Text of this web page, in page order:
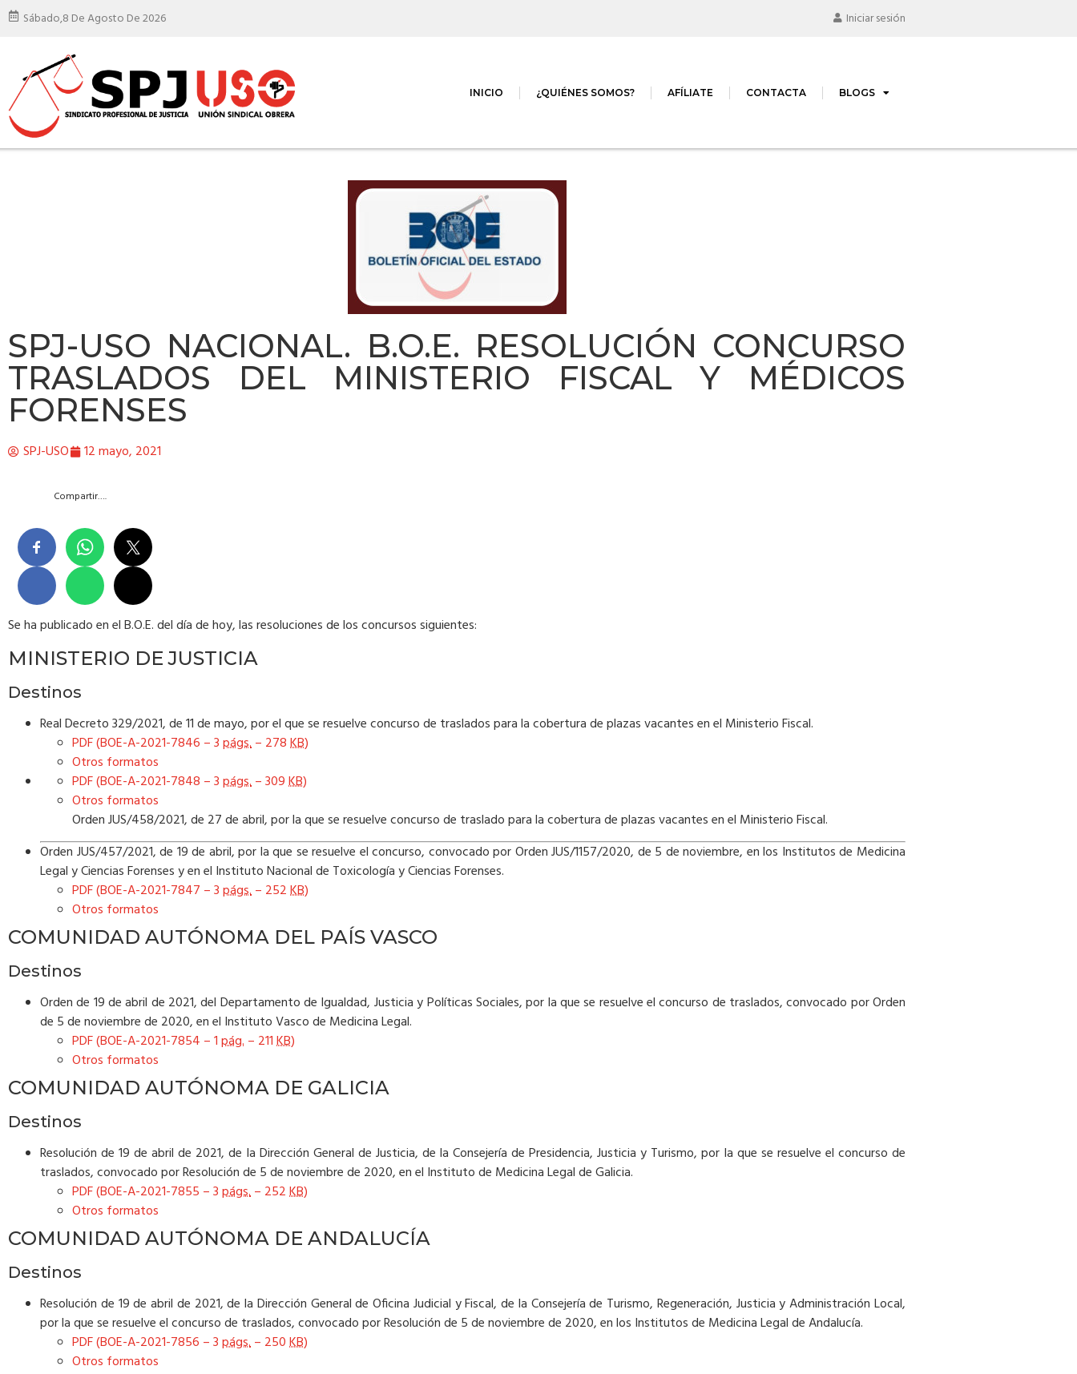
Sábado,8 De Agosto De 2026 Iniciar sesión
INICIO ¿QUIÉNES SOMOS? AFÍLIATE CONTACTA BLOGS
SPJ-USO NACIONAL. B.O.E. RESOLUCIÓN CONCURSO
TRASLADOS DEL MINISTERIO FISCAL Y MÉDICOS
FORENSES
SPJ-USO 12 mayo, 2021
Compartir….
Se ha publicado en el B.O.E. del día de hoy, las resoluciones de los concursos siguientes:
MINISTERIO DE JUSTICIA
Destinos
Real Decreto 329/2021, de 11 de mayo, por el que se resuelve concurso de traslados para la cobertura de plazas vacantes en el Ministerio Fiscal.
PDF (BOE-A-2021-7846 – 3págs.– 278KB)
Otros formatos
PDF (BOE-A-2021-7848 – 3págs.– 309KB)
Otros formatos
Orden JUS/458/2021, de 27 de abril, por la que se resuelve concurso de traslado para la cobertura de plazas vacantes en el Ministerio Fiscal.
Orden JUS/457/2021, de 19 de abril, por la que se resuelve el concurso, convocado por Orden JUS/1157/2020, de 5 de noviembre, en los Institutos de Medicina
Legal y Ciencias Forenses y en el Instituto Nacional de Toxicología y Ciencias Forenses.
PDF (BOE-A-2021-7847 – 3págs.– 252KB)
Otros formatos
COMUNIDAD AUTÓNOMA DEL PAÍS VASCO
Destinos
Orden de 19 de abril de 2021, del Departamento de Igualdad, Justicia y Políticas Sociales, por la que se resuelve el concurso de traslados, convocado por Orden
de 5 de noviembre de 2020, en el Instituto Vasco de Medicina Legal.
PDF (BOE-A-2021-7854 – 1pág. – 211KB)
Otros formatos
COMUNIDAD AUTÓNOMA DE GALICIA
Destinos
Resolución de 19 de abril de 2021, de la Dirección General de Justicia, de la Consejería de Presidencia, Justicia y Turismo, por la que se resuelve el concurso de
traslados, convocado por Resolución de 5 de noviembre de 2020, en el Instituto de Medicina Legal de Galicia.
PDF (BOE-A-2021-7855 – 3págs.– 252KB)
Otros formatos
COMUNIDAD AUTÓNOMA DE ANDALUCÍA
Destinos
Resolución de 19 de abril de 2021, de la Dirección General de Oficina Judicial y Fiscal, de la Consejería de Turismo, Regeneración, Justicia y Administración Local,
por la que se resuelve el concurso de traslados, convocado por Resolución de 5 de noviembre de 2020, en los Institutos de Medicina Legal de Andalucía.
PDF (BOE-A-2021-7856 – 3págs.– 250KB)
Otros formatos